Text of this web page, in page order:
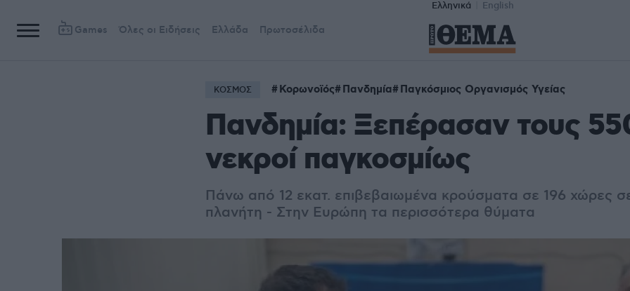
Ελληνικά English
Games Όλες οι Ειδήσεις Ελλάδα Πρωτοσέλιδα
ΚΟΣΜΟΣ Κορωνοϊός Πανδημία Παγκόσμιος Οργανισμός Υγείας
Πανδημία: Ξεπέρασαν τους
νεκροί παγκοσμίως
Πάνω από 12 εκατ. επιβεβαιωμένα κρούσματα σε 196 χώρες
πλανήτη - Στην Ευρώπη τα περισσότερα θύματα